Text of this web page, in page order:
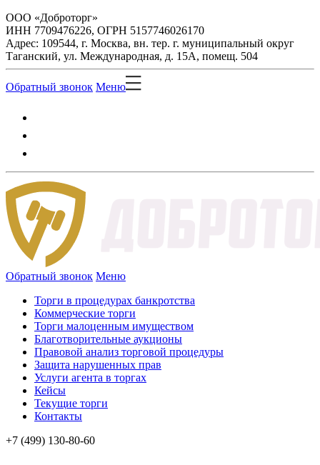
ООО «Доброторг»
ИНН 7709476226, ОГРН 5157746026170
Адрес: 109544, г. Москва, вн. тер. г. муниципальный округ
Таганский, ул. Международная, д. 15А, помещ. 504
Обратный звонок Меню
Обратный звонок Меню
Торги в процедурах банкротства
Коммерческие торги
Торги малоценным имуществом
Благотворительные аукционы
Правовой анализ торговой процедуры
Защита нарушенных прав
Услуги агента в торгах
Кейсы
Текущие торги
Контакты
+7 (499) 130-80-60